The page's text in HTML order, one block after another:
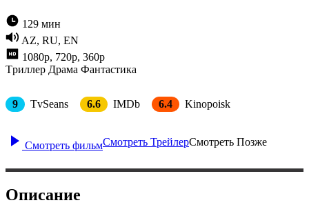
129 мин
AZ, RU, EN
1080p, 720p, 360p
Tриллер Драма Фантастика
9 TvSeans 6.6 IMDb 6.4 Kinopoisk
Смотреть фильмСмотреть ТрейлерСмотреть Позже
Описание